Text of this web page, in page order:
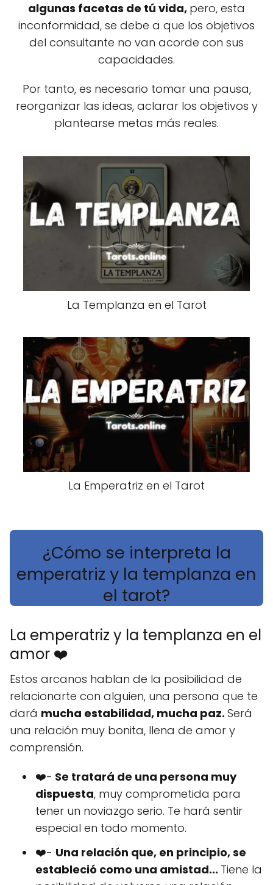
algunas facetas de tú vida, pero, esta
inconformidad, se debe a que los objetivos
del consultante no van acorde con sus
capacidades.
Por tanto, es necesario tomar una pausa,
reorganizar las ideas, aclarar los objetivos y
plantearse metas más reales.
La Templanza en el Tarot
La Emperatriz en el Tarot
¿Cómo se interpreta la
emperatriz y la templanza en
el tarot?
La emperatriz y la templanza en el
amor ❤️
Estos arcanos hablan de la posibilidad de
relacionarte con alguien, una persona que te
dará mucha estabilidad, mucha paz. Será
una relación muy bonita, llena de amor y
comprensión.
❤️- Se tratará de una persona muy
dispuesta, muy comprometida para
tener un noviazgo serio. Te hará sentir
especial en todo momento.
❤️- Una relación que, en principio, se
estableció como una amistad... Tiene la